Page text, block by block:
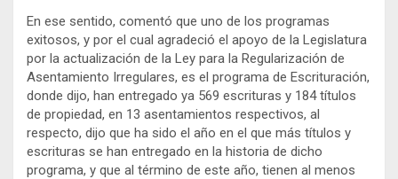
En ese sentido, comentó que uno de los programas
exitosos, y por el cual agradeció el apoyo de la Legislatura
por la actualización de la Ley para la Regularización de
Asentamiento Irregulares, es el programa de Escrituración,
donde dijo, han entregado ya 569 escrituras y 184 títulos
de propiedad, en 13 asentamientos respectivos, al
respecto, dijo que ha sido el año en el que más títulos y
escrituras se han entregado en la historia de dicho
programa, y que al término de este año, tienen al menos